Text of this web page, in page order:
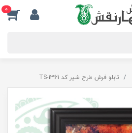
0
تابلو فرش طرح شیر کد TS-1361